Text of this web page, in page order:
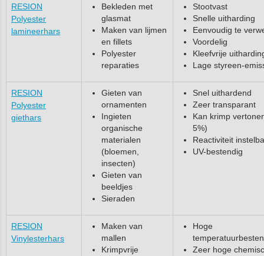
RESION
Polyester
lamineerhars
Bekleden met
glasmat
Maken van lijmen
en fillets
Polyester
reparaties
Stootvast
Snelle uitharding
Eenvoudig te
Voordelig
Kleefvrije
Lage styreen-
RESION
Polyester
giethars
Gieten van
ornamenten
Ingieten
organische
materialen
(bloemen,
insecten)
Gieten van
beeldjes
Sieraden
Snel uithardend
Zeer transparant
Kan krimp
5%)
Reactiviteit
UV-bestendig
RESION
Vinylesterhars
Maken van
mallen
Krimpvrije
Hoge
Zeer hoge